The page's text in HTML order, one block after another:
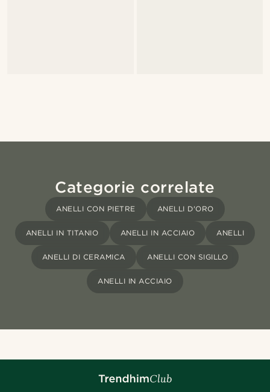
Categorie correlate
ANELLI CON PIETRE ANELLI D'ORO
ANELLI IN TITANIO ANELLI IN ACCIAIO ANELLI
ANELLI DI CERAMICA ANELLI CON SIGILLO
ANELLI IN ACCIAIO